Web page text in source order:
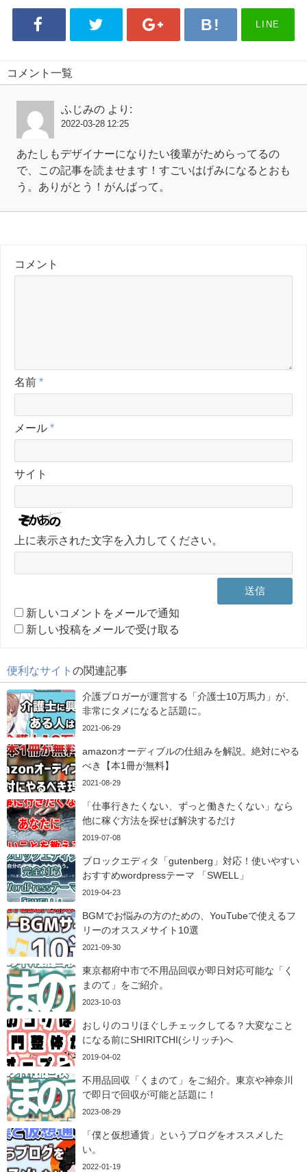
LINE
コメント一覧
ふじみの より:
2022-03-28 12:25
あたしもデザイナーになりたい後輩がためらってるの
で、この記事を読ませます！すごいはげみになるとおも
う。ありがとう！がんばって。
コメント
名前 *
メール *
サイト
上に表示された文字を入力してください。
新しいコメントをメールで通知
新しい投稿をメールで受け取る
便利なサイト の関連記事
介護ブロガーが運営する「介護士10万馬力」が、
非常にタメになると話題に。
2021-06-29
amazonオーディブルの仕組みを解説。絶対にやる
べき【本1冊が無料】
2021-08-29
「仕事行きたくない、ずっと働きたくない」なら
他に稼ぐ方法を探せば解決するだけ
2019-07-08
ブロックエディタ「gutenberg」対応！使いやすい
おすすめwordpressテーマ 「SWELL」
2019-04-23
BGMでお悩みの方のための、YouTubeで使えるフ
リーのオススメサイト10選
2021-09-30
東京都府中市で不用品回収が即日対応可能な「く
まのて」をご紹介。
2023-10-03
おしりのコリほぐしチェックしてる？大変なこと
になる前にSHIRITCHI(シリッチ)へ
2019-04-02
不用品回収「くまのて」をご紹介。東京や神奈川
で即日で回収が可能と話題に！
2023-08-29
「僕と仮想通貨」というブログをオススメした
い。
2022-01-19